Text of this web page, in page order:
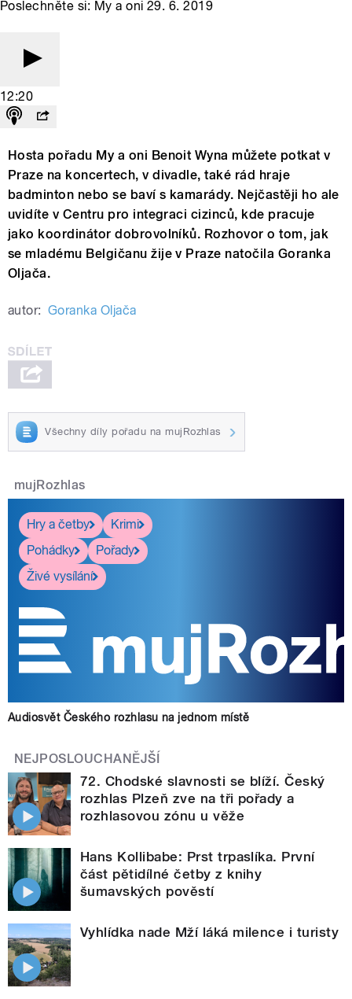
Poslechněte si: My a oni 29. 6. 2019
12:20
Hosta pořadu My a oni Benoit Wyna můžete potkat v
Praze na koncertech, v divadle, také rád hraje
badminton nebo se baví s kamarády. Nejčastěji ho ale
uvidíte v Centru pro integraci cizinců, kde pracuje
jako koordinátor dobrovolníků. Rozhovor o tom, jak
se mladému Belgičanu žije v Praze natočila Goranka
Oljača.
autor: Goranka Oljača
Všechny díly pořadu na mujRozhlas
mujRozhlas
Hry a četby
Krimi
Pohádky
Pořady
Živé vysílání
Audiosvět Českého rozhlasu na jednom místě
NEJPOSLOUCHANĚJŠÍ
72. Chodské slavnosti se blíží. Český
rozhlas Plzeň zve na tři pořady a
rozhlasovou zónu u věže
Hans Kollibabe: Prst trpaslíka. První
část pětidílné četby z knihy
šumavských pověstí
Vyhlídka nade Mží láká milence i turisty